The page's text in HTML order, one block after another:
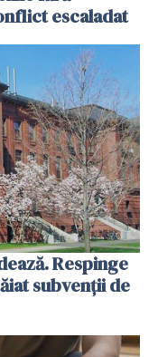
escaladat
Respinge
subvenţii de